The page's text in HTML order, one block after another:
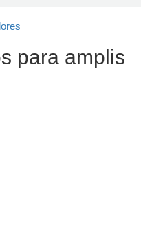
para amplis